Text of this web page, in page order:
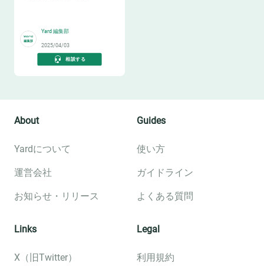
Yard 編集部
2025/04/03
相談する
About
Yardについて
運営会社
お知らせ・リリース
Guides
使い方
ガイドライン
よくある質問
Links
X（旧Twitter）
Legal
利用規約